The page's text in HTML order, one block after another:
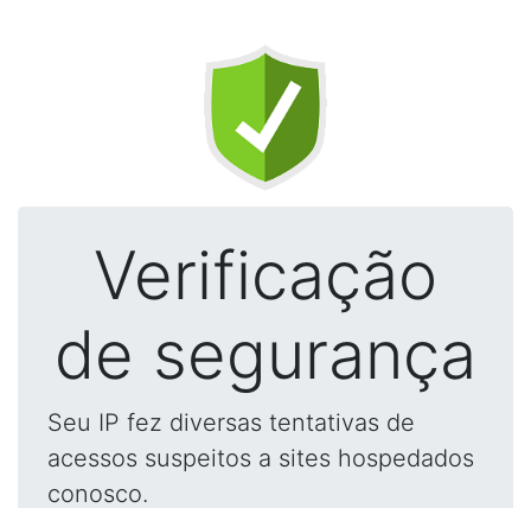
Verificação
de segurança
Seu IP fez diversas tentativas de
acessos suspeitos a sites hospedados
conosco.